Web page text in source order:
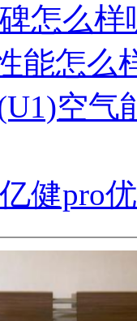
怎么
能怎么
空
健pro